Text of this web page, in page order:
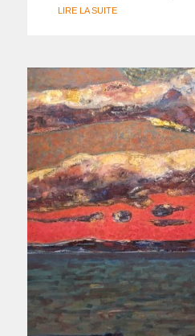
LIRE LA SUITE